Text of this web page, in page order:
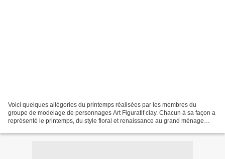
Voici quelques allégories du printemps réalisées par les membres du
groupe de modelage de personnages Art Figuratif clay. Chacun à sa façon a
représenté le printemps, du style floral et renaissance au grand ménage